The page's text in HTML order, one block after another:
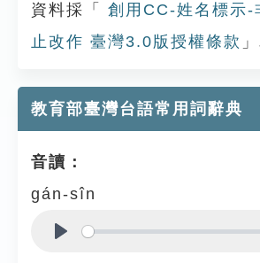
資料採「
創用CC-姓名標示-
止改作 臺灣3.0版授權條款
教育部臺灣台語常用詞辭典
音讀：
gán-sîn